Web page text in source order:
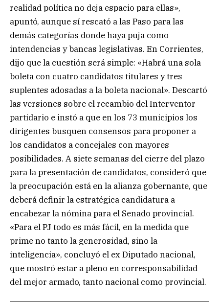
realidad política no deja espacio para ellas»,
apuntó, aunque sí rescató a las Paso para las
demás categorías donde haya puja como
intendencias y bancas legislativas. En Corrientes,
dijo que la cuestión será simple: «Habrá una sola
boleta con cuatro candidatos titulares y tres
suplentes adosadas a la boleta nacional». Descartó
las versiones sobre el recambio del Interventor
partidario e instó a que en los 73 municipios los
dirigentes busquen consensos para proponer a
los candidatos a concejales con mayores
posibilidades. A siete semanas del cierre del plazo
para la presentación de candidatos, consideró que
la preocupación está en la alianza gobernante, que
deberá definir la estratégica candidatura a
encabezar la nómina para el Senado provincial.
«Para el PJ todo es más fácil, en la medida que
prime no tanto la generosidad, sino la
inteligencia», concluyó el ex Diputado nacional,
que mostró estar a pleno en corresponsabilidad
del mejor armado, tanto nacional como provincial.